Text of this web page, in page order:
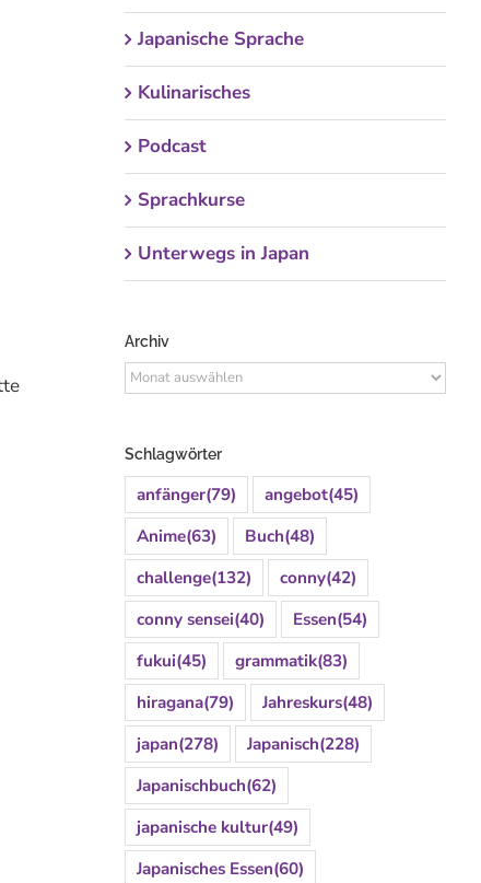
Japanische Sprache
Kulinarisches
Podcast
Sprachkurse
Unterwegs in Japan
Archiv
Archiv
Schlagwörter
anfänger(79) angebot(45)
Anime(63) Buch(48)
challenge(132) conny(42)
conny sensei(40) Essen(54)
fukui(45) grammatik(83)
hiragana(79) Jahreskurs(48)
japan(278) Japanisch(228)
Japanischbuch(62)
japanische kultur(49)
Japanisches Essen(60)